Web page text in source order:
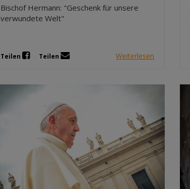
Bischof Hermann: "Geschenk für unsere
verwundete Welt"
Teilen Teilen Weiterlesen